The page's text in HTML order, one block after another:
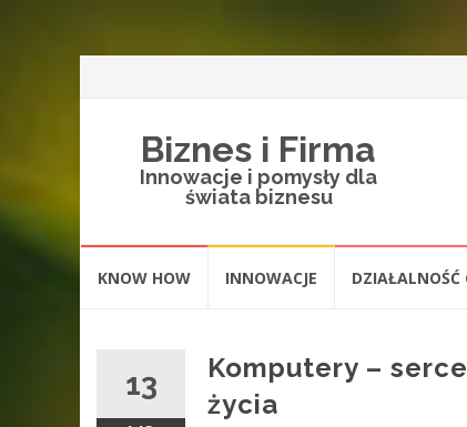
Biznes i Firma
Innowacje i pomysły dla
świata biznesu
KNOW HOW INNOWACJE DZIAŁALNOŚĆ
13
Komputery –
życia